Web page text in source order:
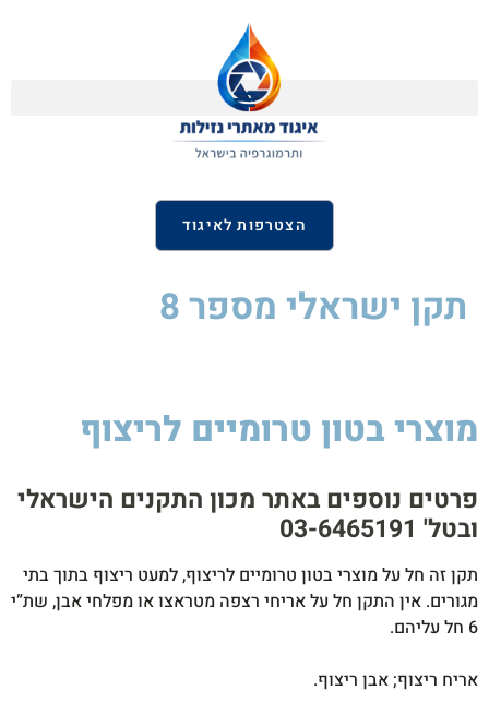
הצטרפות לאיגוד
תקן ישראלי מספר 8
מוצרי בטון טרומיים לריצוף
פרטים נוספים באתר מכון התקנים הישראלי
ובטל' 03-6465191​
תקן זה חל על מוצרי בטון טרומיים לריצוף, למעט ריצוף בתוך בתי
מגורים. אין התקן חל על אריחי רצפה מטראצו או מפלחי אבן, שת”י
6 חל עליהם.
אריח ריצוף; אבן ריצוף.